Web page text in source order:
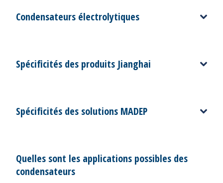
Condensateurs électrolytiques
Spécificités des produits Jianghai
Spécificités des solutions MADEP
Quelles sont les applications possibles des
condensateurs